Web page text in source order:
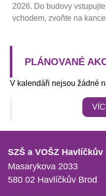
2026. Do budovy
vchodem, zvoňte na
PLÁNOVANÉ
V kalendáři nejsou žádné
SZŠ a VOŠZ Havlíčkův
Masarykova 2033
580 02 Havlíčkův Brod